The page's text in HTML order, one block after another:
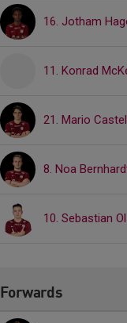
16. Jotham
11. Konrad
21. Mario
8. Noa
10. Sebastian
Forwards